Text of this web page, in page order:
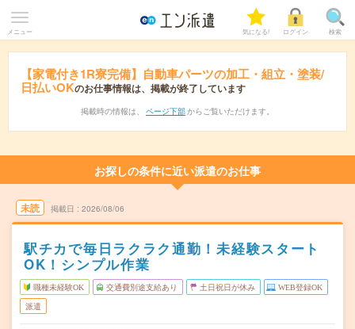
メニュー 気になる! ログイン 検索
【家電付き1R寮完備】自動車パーツの加工・組立・塗装/
日払いOKのお仕事情報は、掲載が終了しています
掲載時の情報は、 ページ下部 からご覧いただけます。
お探しの条件に近い派遣のお仕事
未読 掲載日 2026/08/06
駅チカで毎日ラクラク通勤！未経験スタート
OK！シンプル作業
職種未経験OK 交通費別途支給あり 土日祝日が休み WEB登録OK
派遣